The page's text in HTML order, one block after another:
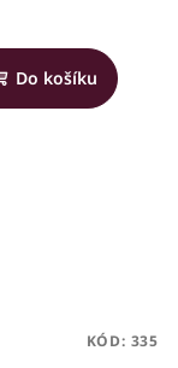
Do košíku
KÓD: 335